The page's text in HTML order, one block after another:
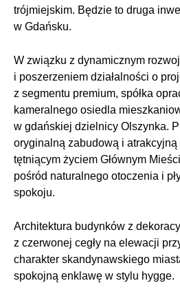
trójmiejskim. Będzie to druga
w Gdańsku.
W związku z dynamicznym
i poszerzeniem działalności o
z segmentu premium, spółka
kameralnego osiedla
w gdańskiej dzielnicy Olszynka.
oryginalną zabudową i
tętniącym życiem Głównym
pośród naturalnego otoczenia i
spokoju.
Architektura budynków z
z czerwonej cegły na elewacji
charakter skandynawskiego
spokojną enklawę w stylu hygge.